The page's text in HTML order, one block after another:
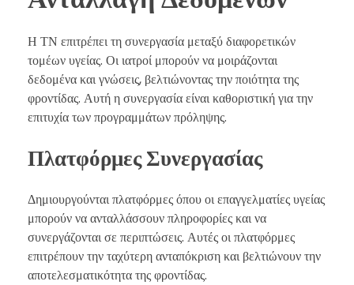
Η ΤΝ επιτρέπει τη συνεργασία μεταξύ διαφορετικών
τομέων υγείας. Οι ιατροί μπορούν να μοιράζονται
δεδομένα και γνώσεις, βελτιώνοντας την ποιότητα της
φροντίδας. Αυτή η συνεργασία είναι καθοριστική για την
επιτυχία των προγραμμάτων πρόληψης.
Πλατφόρμες Συνεργασίας
Δημιουργούνται πλατφόρμες όπου οι επαγγελματίες υγείας
μπορούν να ανταλλάσσουν πληροφορίες και να
συνεργάζονται σε περιπτώσεις. Αυτές οι πλατφόρμες
επιτρέπουν την ταχύτερη ανταπόκριση και βελτιώνουν την
αποτελεσματικότητα της φροντίδας.